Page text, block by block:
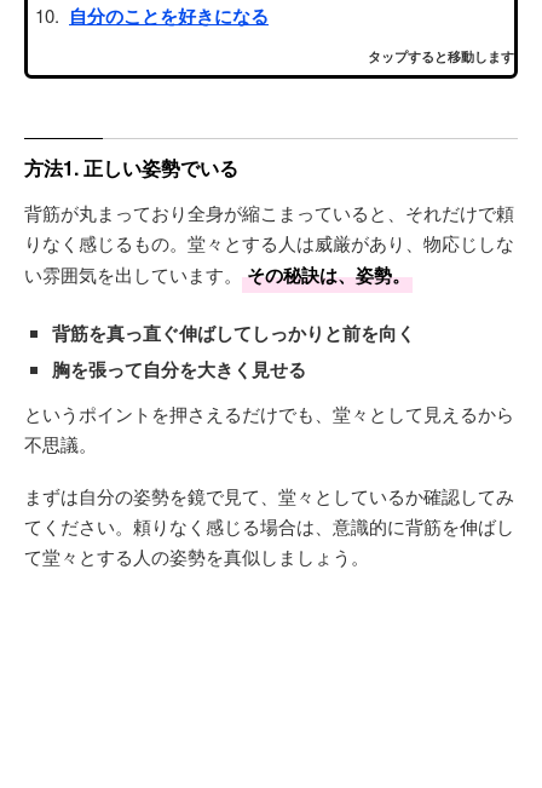
自分のことを好きになる
タップすると移動します
方法1. 正しい姿勢でいる
背筋が丸まっており全身が縮こまっていると、それだけで頼
りなく感じるもの。堂々とする人は威厳があり、物応じしな
い雰囲気を出しています。
その秘訣は、姿勢。
背筋を真っ直ぐ伸ばしてしっかりと前を向く
胸を張って自分を大きく見せる
というポイントを押さえるだけでも、堂々として見えるから
不思議。
まずは自分の姿勢を鏡で見て、堂々としているか確認してみ
てください。頼りなく感じる場合は、意識的に背筋を伸ばし
て堂々とする人の姿勢を真似しましょう。